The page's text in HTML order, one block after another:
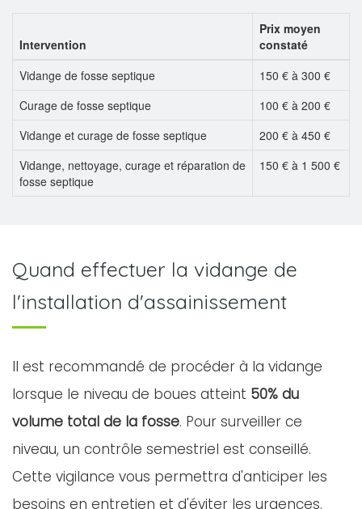
Intervention
Prix moyen
constaté
Vidange de fosse septique
150 € à 300 €
Curage de fosse septique
100 € à 200 €
Vidange et curage de fosse septique
200 € à 450 €
Vidange, nettoyage, curage et réparation de
fosse septique
150 € à 1 500 €
Quand effectuer la vidange de
l'installation d'assainissement
Il est recommandé de procéder à la vidange
lorsque le niveau de boues atteint 50% du
volume total de la fosse. Pour surveiller ce
niveau, un contrôle semestriel est conseillé.
Cette vigilance vous permettra d'anticiper les
besoins en entretien et d'éviter les urgences.